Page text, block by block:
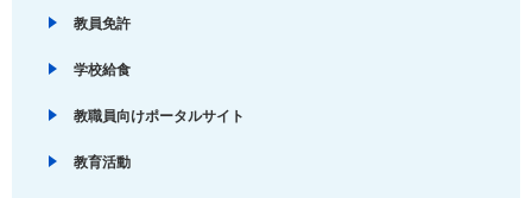
教員免許
学校給食
教職員向けポータルサイト
教育活動